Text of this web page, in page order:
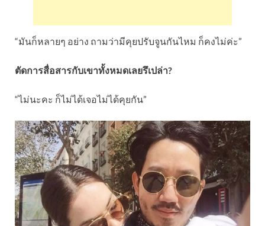
“มันก็หลายๆ อย่าง ถามว่ามีคุยปรับจูนกันไหม ก็คงไม่ค่ะ”
ตัดการสื่อสารกับเขาทั้งหมดเลยรึเปล่า?
“ไม่นะคะ ก็ไม่ได้เจอไม่ได้คุยกัน”